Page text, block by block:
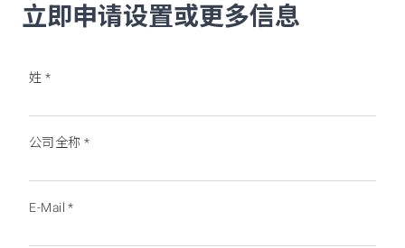
立即申请设置或更多信息
姓 *
公司全称*
E-Mail*